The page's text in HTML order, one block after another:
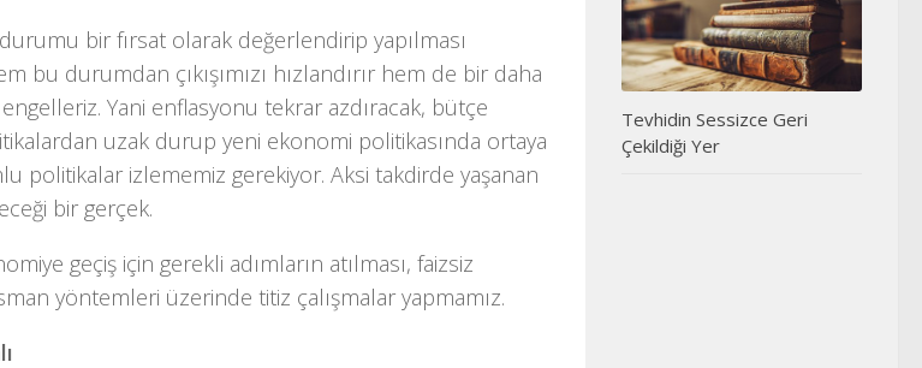
bir fırsat olarak değerlendirip yapılması
bu durumdan çıkışımızı hızlandırır hem de bir daha
Yani enflasyonu tekrar azdıracak, bütçe
uzak durup yeni ekonomi politikasında ortaya
politikalar izlememiz gerekiyor. Aksi takdirde yaşanan
bir gerçek.
geçiş için gerekli adımların atılması, faizsiz
yöntemleri üzerinde titiz çalışmalar yapmamız.
Tevhidin Sessizce Geri
Çekildiği Yer